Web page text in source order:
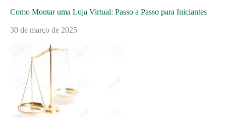
Como Montar uma Loja Virtual: Passo a Passo para Iniciantes
30 de março de 2025